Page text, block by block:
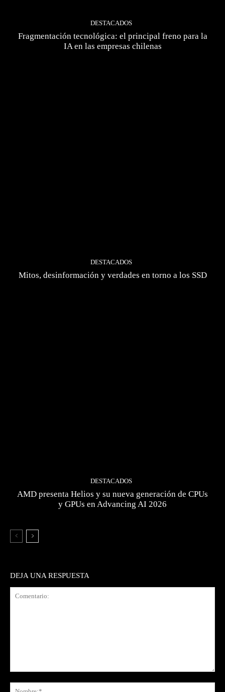
DESTACADOS
Fragmentación tecnológica: el principal freno para la
IA en las empresas chilenas
DESTACADOS
Mitos, desinformación y verdades en torno a los SSD
DESTACADOS
AMD presenta Helios y su nueva generación de CPUs
y GPUs en Advancing AI 2026
DEJA UNA RESPUESTA